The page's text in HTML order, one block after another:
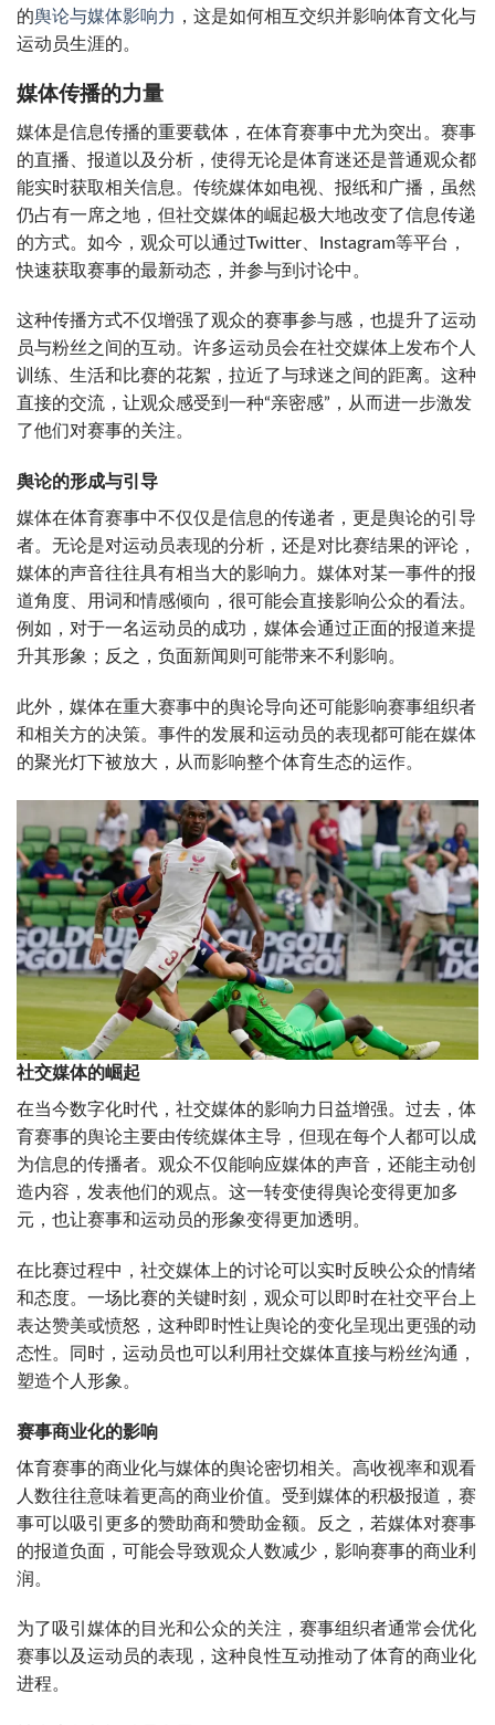
的舆论与媒体影响力 ，这是如何相互交织并影响体育文化与
运动员生涯的。
媒体传播的力量
媒体是信息传播的重要载体，在体育赛事中尤为突出。赛事
的直播、报道以及分析，使得无论是体育迷还是普通观众都
能实时获取相关信息。传统媒体如电视、报纸和广播，虽然
仍占有一席之地，但社交媒体的崛起极大地改变了信息传递
的方式。如今，观众可以通过Twitter、Instagram等平台，
快速获取赛事的最新动态，并参与到讨论中。
这种传播方式不仅增强了观众的赛事参与感，也提升了运动
员与粉丝之间的互动。许多运动员会在社交媒体上发布个人
训练、生活和比赛的花絮，拉近了与球迷之间的距离。这种
直接的交流，让观众感受到一种“亲密感”，从而进一步激发
了他们对赛事的关注。
舆论的形成与引导
媒体在体育赛事中不仅仅是信息的传递者，更是舆论的引导
者。无论是对运动员表现的分析，还是对比赛结果的评论，
媒体的声音往往具有相当大的影响力。媒体对某一事件的报
道角度、用词和情感倾向，很可能会直接影响公众的看法。
例如，对于一名运动员的成功，媒体会通过正面的报道来提
升其形象；反之，负面新闻则可能带来不利影响。
此外，媒体在重大赛事中的舆论导向还可能影响赛事组织者
和相关方的决策。事件的发展和运动员的表现都可能在媒体
的聚光灯下被放大，从而影响整个体育生态的运作。
社交媒体的崛起
在当今数字化时代，社交媒体的影响力日益增强。过去，体
育赛事的舆论主要由传统媒体主导，但现在每个人都可以成
为信息的传播者。观众不仅能响应媒体的声音，还能主动创
造内容，发表他们的观点。这一转变使得舆论变得更加多
元，也让赛事和运动员的形象变得更加透明。
在比赛过程中，社交媒体上的讨论可以实时反映公众的情绪
和态度。一场比赛的关键时刻，观众可以即时在社交平台上
表达赞美或愤怒，这种即时性让舆论的变化呈现出更强的动
态性。同时，运动员也可以利用社交媒体直接与粉丝沟通，
塑造个人形象。
赛事商业化的影响
体育赛事的商业化与媒体的舆论密切相关。高收视率和观看
人数往往意味着更高的商业价值。受到媒体的积极报道，赛
事可以吸引更多的赞助商和赞助金额。反之，若媒体对赛事
的报道负面，可能会导致观众人数减少，影响赛事的商业利
润。
为了吸引媒体的目光和公众的关注，赛事组织者通常会优化
赛事以及运动员的表现，这种良性互动推动了体育的商业化
进程。